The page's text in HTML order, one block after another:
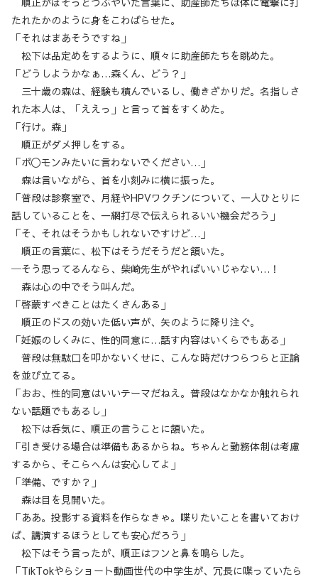
たれたかのように身をこわばらせた。
「それはまあそうですね」
松下は品定めをするように、順々に助産師たちを眺めた。
「どうしようかなぁ…森くん、どう？」
三十歳の森は、経験も積んでいるし、働きざかりだ。名指しさ
れた本人は、「ええっ」と言って首をすくめた。
「行け。森」
順正がダメ押しをする。
「ポ〇モンみたいに言わないでください…」
森は言いながら、首を小刻みに横に振った。
「普段は診察室で、月経やHPVワクチンについて、一人ひとりに
話していることを、一網打尽で伝えられるいい機会だろう」
「そ、それはそうかもしれないですけど…」
順正の言葉に、松下はそうだそうだと頷いた。
─そう思ってるんなら、柴崎先生がやればいいじゃない…！
森は心の中でそう叫んだ。
「啓蒙すべきことはたくさんある」
順正のドスの効いた低い声が、矢のように降り注ぐ。
「妊娠のしくみに、性的同意に…話す内容はいくらでもある」
普段は無駄口を叩かないくせに、こんな時だけつらつらと正論
を並び立てる。
「おお、性的同意はいいテーマだねえ。普段はなかなか触れられ
ない話題でもあるし」
松下は呑気に、順正の言うことに頷いた。
「引き受ける場合は準備もあるからね。ちゃんと勤務体制は考慮
するから、そこらへんは安心してよ」
「準備、ですか？」
森は目を見開いた。
「ああ。投影する資料を作らなきゃ。喋りたいことを書いておけ
ば、講演するほうとしても安心だろう」
松下はそう言ったが、順正はフンと鼻を鳴らした。
「TikTokやらショート動画世代の中学生が、冗長に喋っていたら